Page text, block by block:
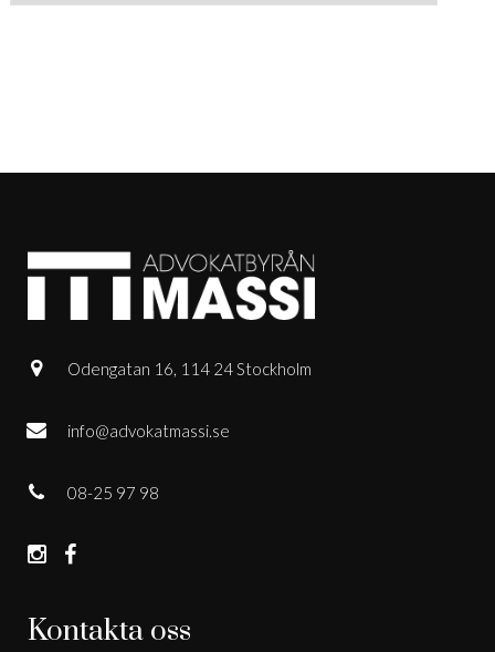
Kontakta oss
Odengatan 16, 114 24 Stockholm
info@advokatmassi.se
08-25 97 98